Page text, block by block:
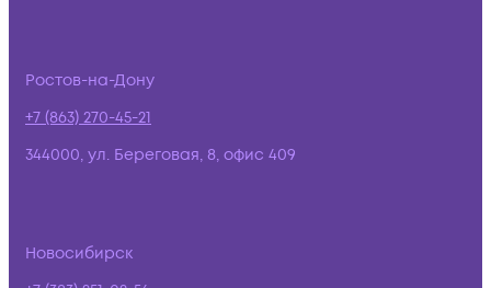
Ростов-на-Дону
+7 (863) 270-45-21
344000, ул. Береговая, 8, офис 409
Новосибирск